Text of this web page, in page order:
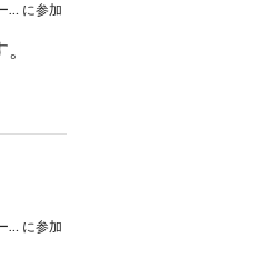
東北大学学友会吹奏楽部 サマーコンサート2024 に参加
東北大学学友会吹奏楽部 サマーコンサート2024 に参加